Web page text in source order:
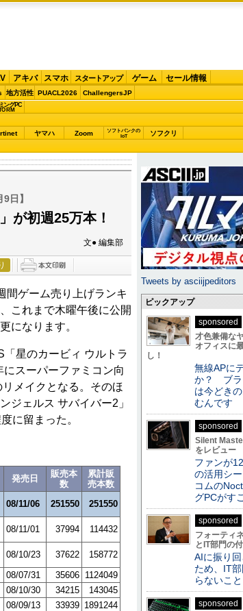
アキバ スマホ スタートアップ ゲーム セール情報
地方活性 PUACL2026 ChallengersJP
ングPC
ヤマハ Zoom
ソフトバンクの
IoT
ソフクリ
日】
が初週25万本！
文● 編集部
ゲーム売り上げランキ
これまで木曜午後に公開
になります。
星のカービィ ウルトラ
スーパーファミコン向
メイクとなる。そのほ
ジェルス サバイバー2」
に留まった。
発売日
販売本
数
累計販
売本数
08/11/06 251550 251550
08/11/01 37994 114432
08/10/23 37622
158772
08/07/31 35606 1124049
08/10/30 34215
143045
08/09/13 33939 1891244
Tweets by asciijpeditors
ピックアップ
sponsored
才色兼備な
オフィスに
し！
無線APに
か？ ブラ
は今どき
むんです
sponsored
Silent
をレビュー
ファンが
の活用シ
コムの
グPCがす
sponsored
フォーティ
とIT部門の
AIに振り
ため、IT
らないこと
sponsored